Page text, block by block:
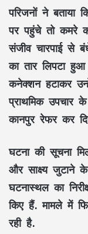
परिजनों ने
पर पहुंचे तो कमरे
संजीव चारपाई से
का तार लिपटा
कनेक्शन हटाकर
प्राथमिक उपचार
कानपुर रेफर कर
घटना की सूचना
और साक्ष्य
घटनास्थल का
किए हैं. मामले में
रही है.